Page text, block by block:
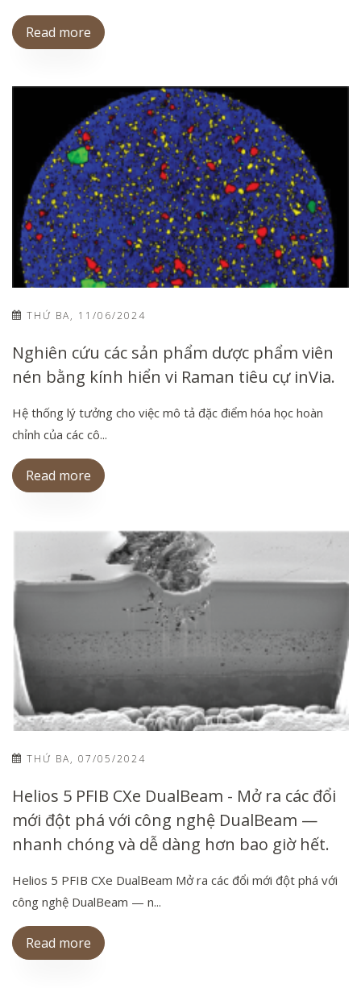
Read more
THỨ BA, 11/06/2024
Nghiên cứu các sản phẩm dược phẩm viên
nén bằng kính hiển vi Raman tiêu cự inVia.
Hệ thống lý tưởng cho việc mô tả đặc điểm hóa học hoàn
chỉnh của các cô...
Read more
THỨ BA, 07/05/2024
Helios 5 PFIB CXe DualBeam - Mở ra các đổi
mới đột phá với công nghệ DualBeam —
nhanh chóng và dễ dàng hơn bao giờ hết.
Helios 5 PFIB CXe DualBeam Mở ra các đổi mới đột phá với
công nghệ DualBeam — n...
Read more